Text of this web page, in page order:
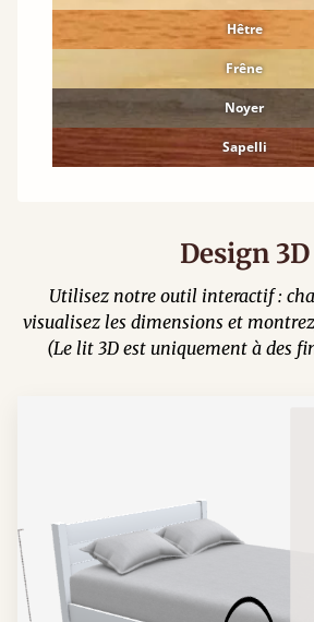
Hêtre
Frêne
Noyer
Sapelli
Design 3D
Utilisez notre outil interactif :
visualisez les dimensions et
(Le lit 3D est uniquement à des